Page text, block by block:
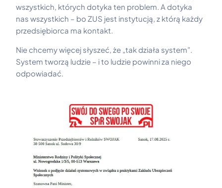
wszystkich, których dotyka ten problem. A dotyka
nas wszystkich – bo ZUS jest instytucją, z którą każdy
przedsiębiorca ma kontakt.
Nie chcemy więcej słyszeć, że „tak działa system”.
System tworzą ludzie – i to ludzie powinni za niego
odpowiadać.